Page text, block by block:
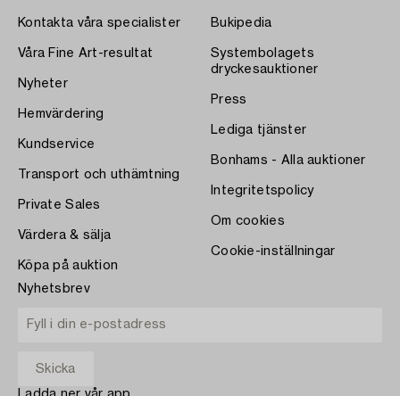
Kontakta våra specialister
Våra Fine Art-resultat
Nyheter
Hemvärdering
Kundservice
Transport och uthämtning
Private Sales
Värdera & sälja
Köpa på auktion
Bukipedia
Systembolagets
dryckesauktioner
Press
Lediga tjänster
Bonhams - Alla auktioner
Integritetspolicy
Om cookies
Cookie-inställningar
Nyhetsbrev